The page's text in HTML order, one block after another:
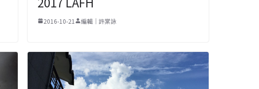
2016-10-21 編輯｜許棠詠